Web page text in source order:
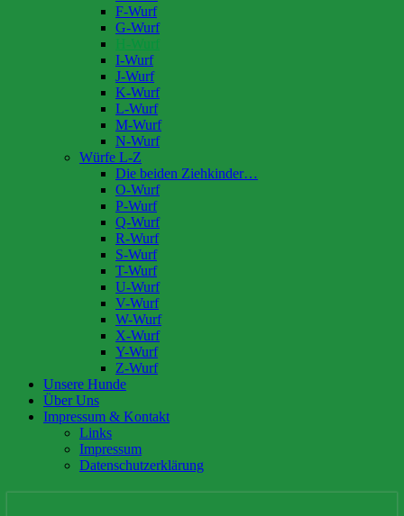
F-Wurf
G-Wurf
H-Wurf
I-Wurf
J-Wurf
K-Wurf
L-Wurf
M-Wurf
N-Wurf
Würfe L-Z
Die beiden Ziehkinder…
O-Wurf
P-Wurf
Q-Wurf
R-Wurf
S-Wurf
T-Wurf
U-Wurf
V-Wurf
W-Wurf
X-Wurf
Y-Wurf
Z-Wurf
Unsere Hunde
Über Uns
Impressum & Kontakt
Links
Impressum
Datenschutzerklärung